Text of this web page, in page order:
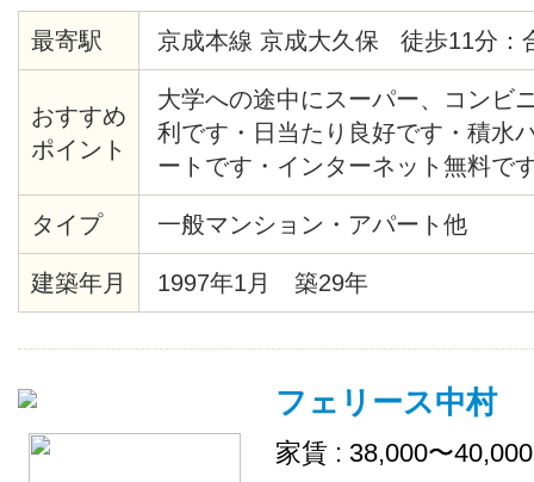
最寄駅 京成本線 京成大久保 徒歩11分：
おすすめ
ポイント
大学への途中にスーパー、コンビ
利です・日当たり良好です・積水
ートです・インターネット無料で
タイプ 一般マンション・アパート他
建築年月 1997年1月 築29年
フェリース中村
家賃 : 38,000〜